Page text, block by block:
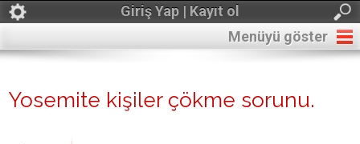
Giriş Yap | Kayıt ol
Menüyü göster
Yosemite kişiler çökme sorunu.